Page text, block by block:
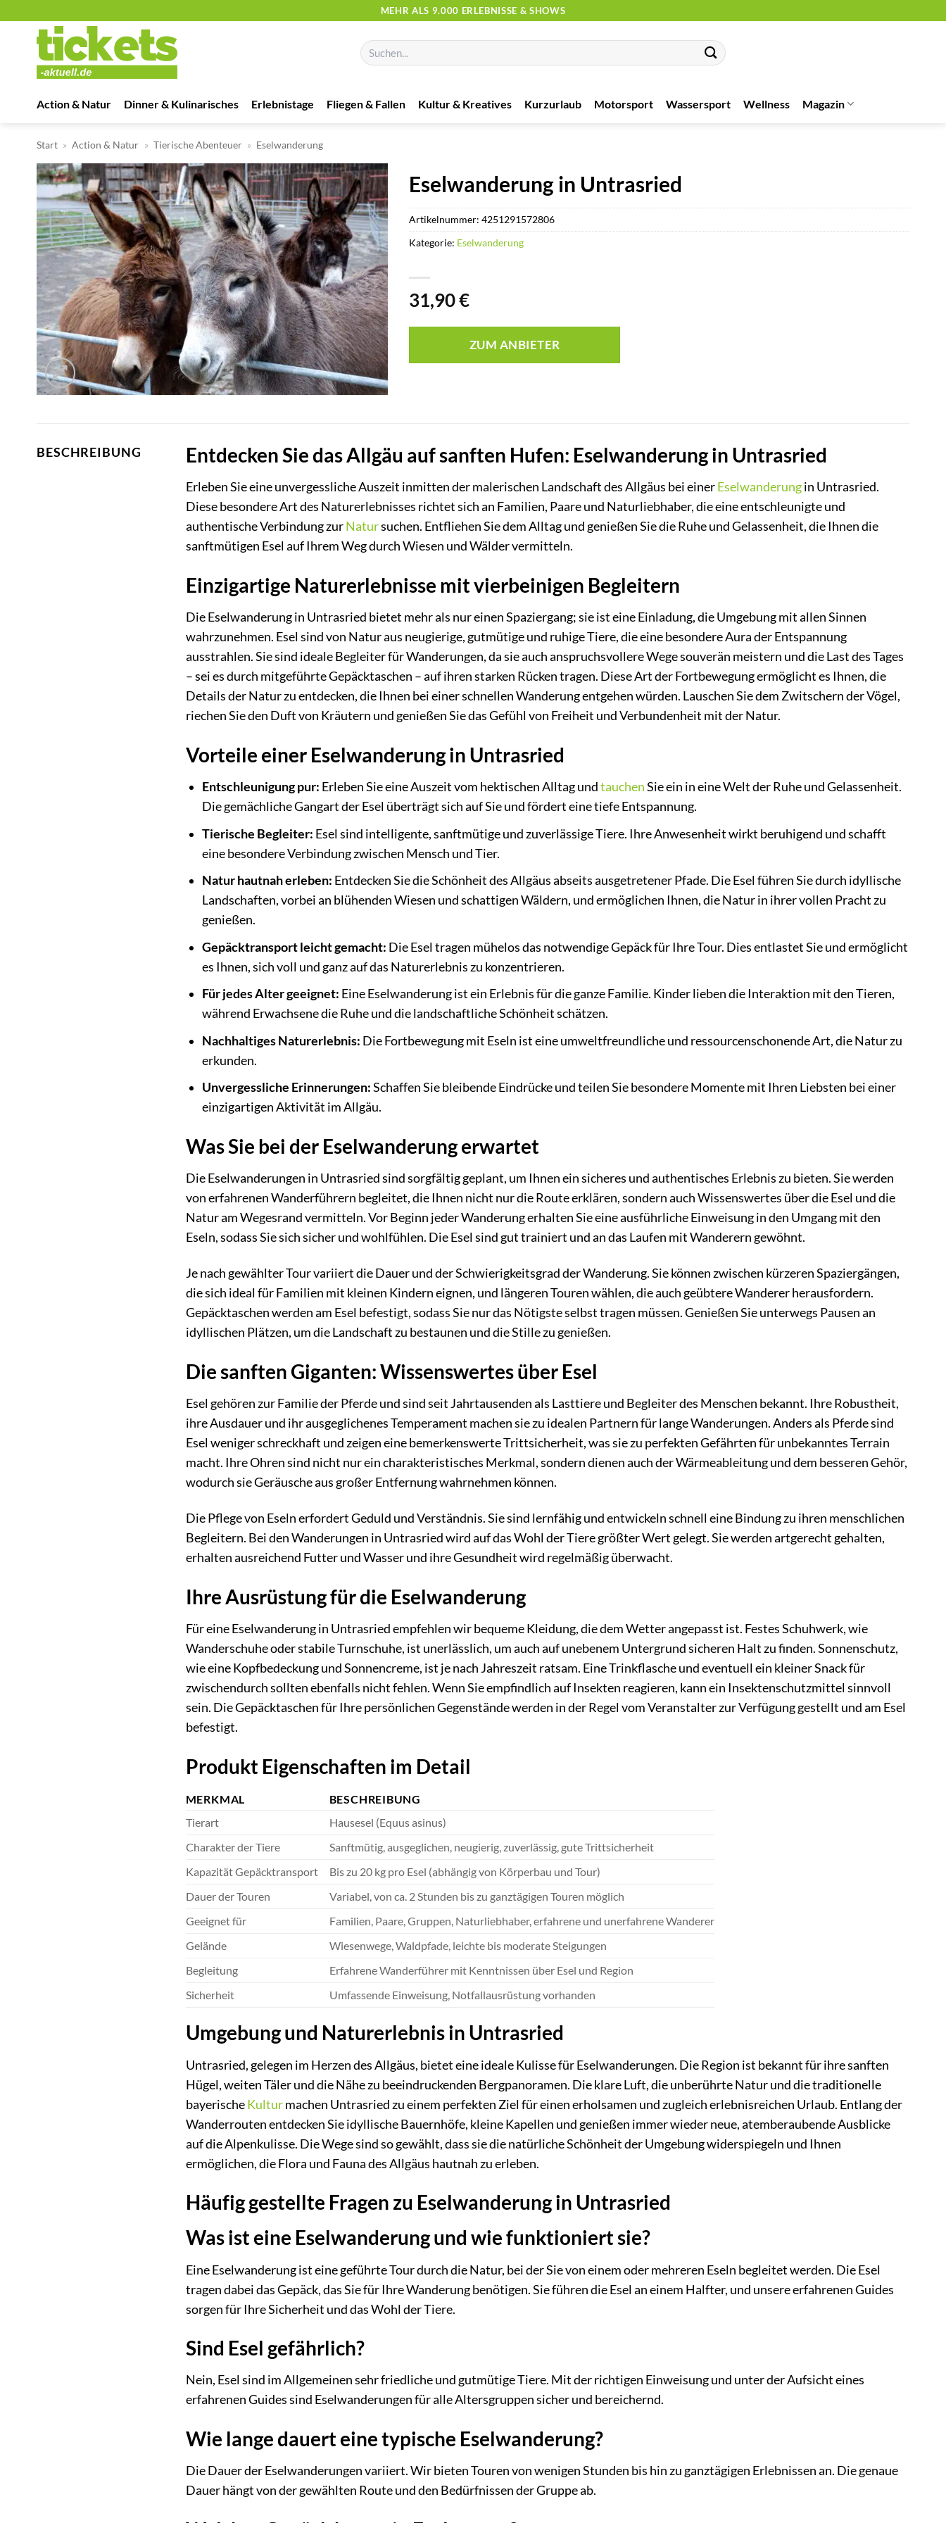
springen
MEHR ALS 9.000 ERLEBNISSE & SHOWS
Suchen
nach:
Action & Natur Dinner & Kulinarisches Erlebnistage Fliegen & Fallen Kultur & Kreatives Kurzurlaub Motorsport Wassersport Wellness Magazin
Start » Action & Natur » Tierische Abenteuer » Eselwanderung
Eselwanderung in Untrasried
31,90€
ZUM ANBIETER
Artikelnummer:4251291572806
Kategorie: Eselwanderung
BESCHREIBUNG Entdecken Sie das Allgäu auf sanften Hufen: Eselwanderung in Untrasried
Erleben Sie eine unvergessliche Auszeit inmitten der malerischen Landschaft des Allgäus bei einerEselwanderungin Untrasried.
Diese besondere Art des Naturerlebnisses richtet sich an Familien, Paare und Naturliebhaber, die eine entschleunigte und
authentische Verbindung zurNatursuchen. Entfliehen Sie dem Alltag und genießen Sie die Ruhe und Gelassenheit, die Ihnen die
sanftmütigen Esel auf Ihrem Weg durch Wiesen und Wälder vermitteln.
Einzigartige Naturerlebnisse mit vierbeinigen Begleitern
Die Eselwanderung in Untrasried bietet mehr als nur einen Spaziergang; sie ist eine Einladung, die Umgebung mit allen Sinnen
wahrzunehmen. Esel sind von Natur aus neugierige, gutmütige und ruhige Tiere, die eine besondere Aura der Entspannung
ausstrahlen. Sie sind ideale Begleiter für Wanderungen, da sie auch anspruchsvollere Wege souverän meistern und die Last des Tages
– sei es durch mitgeführte Gepäcktaschen – auf ihren starken Rücken tragen. Diese Art der Fortbewegung ermöglicht es Ihnen, die
Details der Natur zu entdecken, die Ihnen bei einer schnellen Wanderung entgehen würden. Lauschen Sie dem Zwitschern der Vögel,
riechen Sie den Duft von Kräutern und genießen Sie das Gefühl von Freiheit und Verbundenheit mit der Natur.
Vorteile einer Eselwanderung in Untrasried
Entschleunigung pur: Erleben Sie eine Auszeit vom hektischen Alltag undtauchenSie ein in eine Welt der Ruhe und Gelassenheit.
Die gemächliche Gangart der Esel überträgt sich auf Sie und fördert eine tiefe Entspannung.
Tierische Begleiter: Esel sind intelligente, sanftmütige und zuverlässige Tiere. Ihre Anwesenheit wirkt beruhigend und schafft
eine besondere Verbindung zwischen Mensch und Tier.
Natur hautnah erleben: Entdecken Sie die Schönheit des Allgäus abseits ausgetretener Pfade. Die Esel führen Sie durch idyllische
Landschaften, vorbei an blühenden Wiesen und schattigen Wäldern, und ermöglichen Ihnen, die Natur in ihrer vollen Pracht zu
genießen.
Gepäcktransport leicht gemacht: Die Esel tragen mühelos das notwendige Gepäck für Ihre Tour. Dies entlastet Sie und ermöglicht
es Ihnen, sich voll und ganz auf das Naturerlebnis zu konzentrieren.
Für jedes Alter geeignet: Eine Eselwanderung ist ein Erlebnis für die ganze Familie. Kinder lieben die Interaktion mit den Tieren,
während Erwachsene die Ruhe und die landschaftliche Schönheit schätzen.
Nachhaltiges Naturerlebnis: Die Fortbewegung mit Eseln ist eine umweltfreundliche und ressourcenschonende Art, die Natur zu
erkunden.
Unvergessliche Erinnerungen:Schaffen Sie bleibende Eindrücke und teilen Sie besondere Momente mit Ihren Liebsten bei einer
einzigartigen Aktivität im Allgäu.
Was Sie bei der Eselwanderung erwartet
Die Eselwanderungen in Untrasried sind sorgfältig geplant, um Ihnen ein sicheres und authentisches Erlebnis zu bieten. Sie werden
von erfahrenen Wanderführern begleitet, die Ihnen nicht nur die Route erklären, sondern auch Wissenswertes über die Esel und die
Natur am Wegesrand vermitteln. Vor Beginn jeder Wanderung erhalten Sie eine ausführliche Einweisung in den Umgang mit den
Eseln, sodass Sie sich sicher und wohlfühlen. Die Esel sind gut trainiert und an das Laufen mit Wanderern gewöhnt.
Je nach gewählter Tour variiert die Dauer und der Schwierigkeitsgrad der Wanderung. Sie können zwischen kürzeren Spaziergängen,
die sich ideal für Familien mit kleinen Kindern eignen, und längeren Touren wählen, die auch geübtere Wanderer herausfordern.
Gepäcktaschen werden am Esel befestigt, sodass Sie nur das Nötigste selbst tragen müssen. Genießen Sie unterwegs Pausen an
idyllischen Plätzen, um die Landschaft zu bestaunen und die Stille zu genießen.
Die sanften Giganten: Wissenswertes über Esel
Esel gehören zur Familie der Pferde und sind seit Jahrtausenden als Lasttiere und Begleiter des Menschen bekannt. Ihre Robustheit,
ihre Ausdauer und ihr ausgeglichenes Temperament machen sie zu idealen Partnern für lange Wanderungen. Anders als Pferde sind
Esel weniger schreckhaft und zeigen eine bemerkenswerte Trittsicherheit, was sie zu perfekten Gefährten für unbekanntes Terrain
macht. Ihre Ohren sind nicht nur ein charakteristisches Merkmal, sondern dienen auch der Wärmeableitung und dem besseren Gehör,
wodurch sie Geräusche aus großer Entfernung wahrnehmen können.
Die Pflege von Eseln erfordert Geduld und Verständnis. Sie sind lernfähig und entwickeln schnell eine Bindung zu ihren menschlichen
Begleitern. Bei den Wanderungen in Untrasried wird auf das Wohl der Tiere größter Wert gelegt. Sie werden artgerecht gehalten,
erhalten ausreichend Futter und Wasser und ihre Gesundheit wird regelmäßig überwacht.
Ihre Ausrüstung für die Eselwanderung
Für eine Eselwanderung in Untrasried empfehlen wir bequeme Kleidung, die dem Wetter angepasst ist. Festes Schuhwerk, wie
Wanderschuhe oder stabile Turnschuhe, ist unerlässlich, um auch auf unebenem Untergrund sicheren Halt zu finden. Sonnenschutz,
wie eine Kopfbedeckung und Sonnencreme, ist je nach Jahreszeit ratsam. Eine Trinkflasche und eventuell ein kleiner Snack für
zwischendurch sollten ebenfalls nicht fehlen. Wenn Sie empfindlich auf Insekten reagieren, kann ein Insektenschutzmittel sinnvoll
sein. Die Gepäcktaschen für Ihre persönlichen Gegenstände werden in der Regel vom Veranstalter zur Verfügung gestellt und am Esel
befestigt.
Produkt Eigenschaften im Detail
MERKMAL
BESCHREIBUNG
Tierart
Hausesel (Equus asinus)
Charakter der Tiere
Sanftmütig, ausgeglichen, neugierig, zuverlässig, gute Trittsicherheit
Kapazität Gepäcktransport
Bis zu 20 kg pro Esel (abhängig von Körperbau und Tour)
Dauer der Touren
Variabel, von ca. 2 Stunden bis zu ganztägigen Touren möglich
Geeignet für
Familien, Paare, Gruppen, Naturliebhaber, erfahrene und unerfahrene Wanderer
Gelände
Wiesenwege, Waldpfade, leichte bis moderate Steigungen
Begleitung
Erfahrene Wanderführer mit Kenntnissen über Esel und Region
Sicherheit
Umfassende Einweisung, Notfallausrüstung vorhanden
Umgebung und Naturerlebnis in Untrasried
Untrasried, gelegen im Herzen des Allgäus, bietet eine ideale Kulisse für Eselwanderungen. Die Region ist bekannt für ihre sanften
Hügel, weiten Täler und die Nähe zu beeindruckenden Bergpanoramen. Die klare Luft, die unberührte Natur und die traditionelle
bayerischeKulturmachen Untrasried zu einem perfekten Ziel für einen erholsamen und zugleich erlebnisreichen Urlaub. Entlang der
Wanderrouten entdecken Sie idyllische Bauernhöfe, kleine Kapellen und genießen immer wieder neue, atemberaubende Ausblicke
auf die Alpenkulisse. Die Wege sind so gewählt, dass sie die natürliche Schönheit der Umgebung widerspiegeln und Ihnen
ermöglichen, die Flora und Fauna des Allgäus hautnah zu erleben.
Häufig gestellte Fragen zu Eselwanderung in Untrasried
Was ist eine Eselwanderung und wie funktioniert sie?
Eine Eselwanderung ist eine geführte Tour durch die Natur, bei der Sie von einem oder mehreren Eseln begleitet werden. Die Esel
tragen dabei das Gepäck, das Sie für Ihre Wanderung benötigen. Sie führen die Esel an einem Halfter, und unsere erfahrenen Guides
sorgen für Ihre Sicherheit und das Wohl der Tiere.
Sind Esel gefährlich?
Nein, Esel sind im Allgemeinen sehr friedliche und gutmütige Tiere. Mit der richtigen Einweisung und unter der Aufsicht eines
erfahrenen Guides sind Eselwanderungen für alle Altersgruppen sicher und bereichernd.
Wie lange dauert eine typische Eselwanderung?
Die Dauer der Eselwanderungen variiert. Wir bieten Touren von wenigen Stunden bis hin zu ganztägigen Erlebnissen an. Die genaue
Dauer hängt von der gewählten Route und den Bedürfnissen der Gruppe ab.